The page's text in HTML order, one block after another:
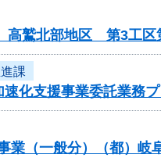
高鷲北部地区 第3工区
課
化支援事業委託業務
（一般分）（都）岐